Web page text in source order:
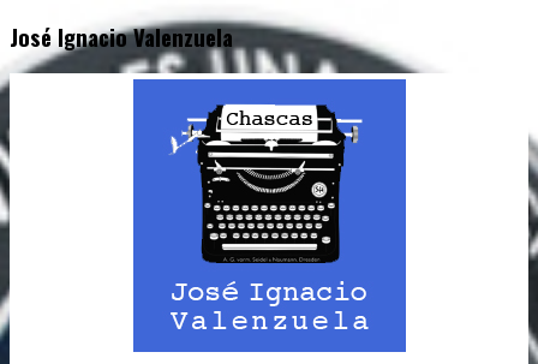
José Ignacio Valenzuela